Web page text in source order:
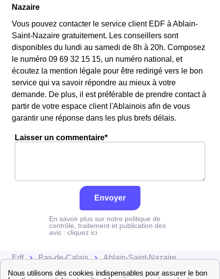
Nazaire
Vous pouvez contacter le service client EDF à Ablain-
Saint-Nazaire gratuitement. Les conseillers sont
disponibles du lundi au samedi de 8h à 20h. Composez
le numéro 09 69 32 15 15, un numéro national, et
écoutez la mention légale pour être redirigé vers le bon
service qui va savoir répondre au mieux à votre
demande. De plus, il est préférable de prendre contact à
partir de votre espace client l'Ablainois afin de vous
garantir une réponse dans les plus brefs délais.
Laisser un commentaire*
Envoyer
En savoir plus sur notre politique de
contrôle, traitement et publication des
avis : cliquez ici
Edf Pas-de-Calais Ablain-Saint-Nazaire